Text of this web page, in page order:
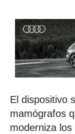
El dispositivo
mamógrafos
moderniza